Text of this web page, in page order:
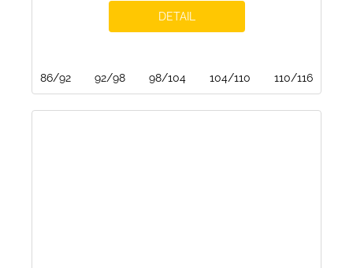
DETAIL
86/92 92/98 98/104 104/110 110/116